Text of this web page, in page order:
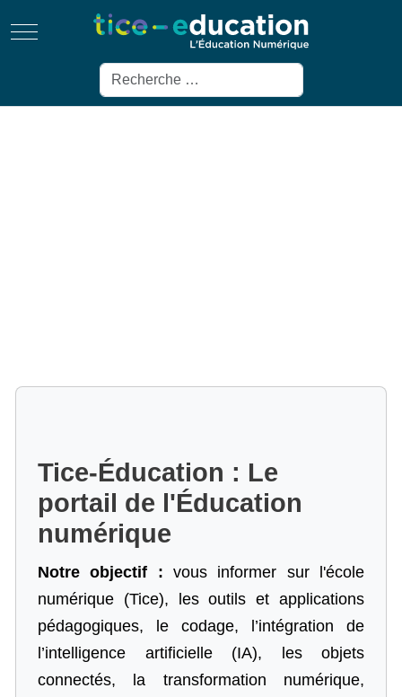
Mobile Menu Toggle
Rechercher
Tice-Éducation : Le
portail de l'Éducation
numérique
Notre objectif : vous informer sur l'école
numérique (Tice), les outils et applications
pédagogiques, le codage,
l’intégration de
l’intelligence artificielle (IA), les objets
connectés, la transformation numérique,